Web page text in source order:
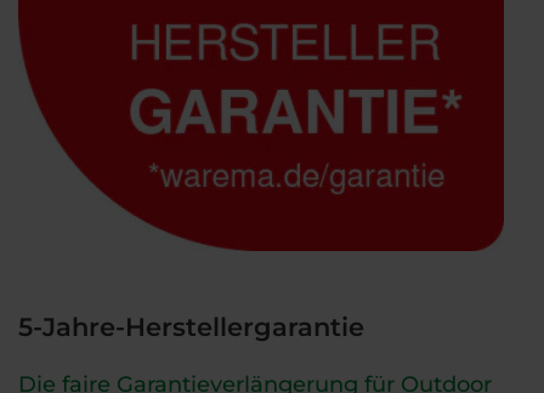
5-Jahre-Herstellergarantie
Die faire Garantieverlängerung für Outdoor